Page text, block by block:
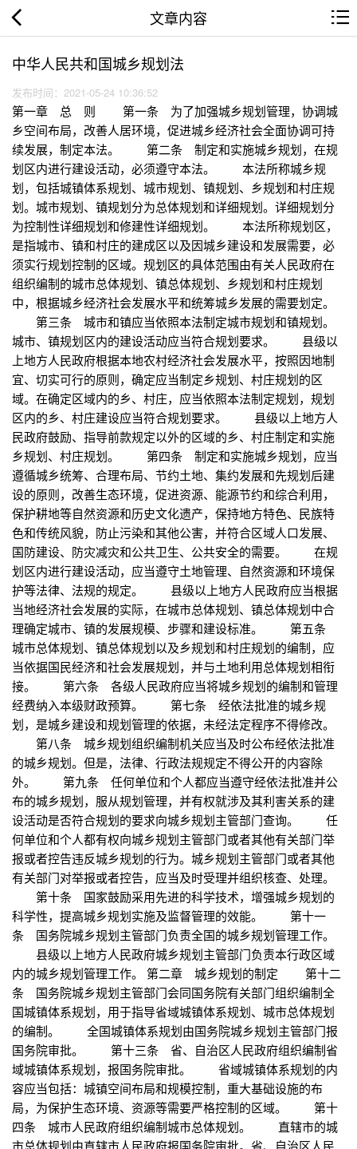
文章内容
中华人民共和国城乡规划法
发布时间：2021-05-24 10:36:52
第一章 总 则 第一条 为了加强城乡规划管理，协调城
乡空间布局，改善人居环境，促进城乡经济社会全面协调可持
续发展，制定本法。 第二条 制定和实施城乡规划，在规
划区内进行建设活动，必须遵守本法。 本法所称城乡规
划，包括城镇体系规划、城市规划、镇规划、乡规划和村庄规
划。城市规划、镇规划分为总体规划和详细规划。详细规划分
为控制性详细规划和修建性详细规划。 本法所称规划区，
是指城市、镇和村庄的建成区以及因城乡建设和发展需要，必
须实行规划控制的区域。规划区的具体范围由有关人民政府在
组织编制的城市总体规划、镇总体规划、乡规划和村庄规划
中，根据城乡经济社会发展水平和统筹城乡发展的需要划定。
第三条 城市和镇应当依照本法制定城市规划和镇规划。
城市、镇规划区内的建设活动应当符合规划要求。 县级以
上地方人民政府根据本地农村经济社会发展水平，按照因地制
宜、切实可行的原则，确定应当制定乡规划、村庄规划的区
域。在确定区域内的乡、村庄，应当依照本法制定规划，规划
区内的乡、村庄建设应当符合规划要求。 县级以上地方人
民政府鼓励、指导前款规定以外的区域的乡、村庄制定和实施
乡规划、村庄规划。 第四条 制定和实施城乡规划，应当
遵循城乡统筹、合理布局、节约土地、集约发展和先规划后建
设的原则，改善生态环境，促进资源、能源节约和综合利用，
保护耕地等自然资源和历史文化遗产，保持地方特色、民族特
色和传统风貌，防止污染和其他公害，并符合区域人口发展、
国防建设、防灾减灾和公共卫生、公共安全的需要。 在规
划区内进行建设活动，应当遵守土地管理、自然资源和环境保
护等法律、法规的规定。 县级以上地方人民政府应当根据
当地经济社会发展的实际，在城市总体规划、镇总体规划中合
理确定城市、镇的发展规模、步骤和建设标准。 第五条
城市总体规划、镇总体规划以及乡规划和村庄规划的编制，应
当依据国民经济和社会发展规划，并与土地利用总体规划相衔
接。 第六条 各级人民政府应当将城乡规划的编制和管理
经费纳入本级财政预算。 第七条 经依法批准的城乡规
划，是城乡建设和规划管理的依据，未经法定程序不得修改。
第八条 城乡规划组织编制机关应当及时公布经依法批准
的城乡规划。但是，法律、行政法规规定不得公开的内容除
外。 第九条 任何单位和个人都应当遵守经依法批准并公
布的城乡规划，服从规划管理，并有权就涉及其利害关系的建
设活动是否符合规划的要求向城乡规划主管部门查询。 任
何单位和个人都有权向城乡规划主管部门或者其他有关部门举
报或者控告违反城乡规划的行为。城乡规划主管部门或者其他
有关部门对举报或者控告，应当及时受理并组织核查、处理。
第十条 国家鼓励采用先进的科学技术，增强城乡规划的
科学性，提高城乡规划实施及监督管理的效能。 第十一
条 国务院城乡规划主管部门负责全国的城乡规划管理工作。
县级以上地方人民政府城乡规划主管部门负责本行政区域
内的城乡规划管理工作。 第二章 城乡规划的制定 第十二
条 国务院城乡规划主管部门会同国务院有关部门组织编制全
国城镇体系规划，用于指导省域城镇体系规划、城市总体规划
的编制。 全国城镇体系规划由国务院城乡规划主管部门报
国务院审批。 第十三条 省、自治区人民政府组织编制省
域城镇体系规划，报国务院审批。 省域城镇体系规划的内
容应当包括：城镇空间布局和规模控制，重大基础设施的布
局，为保护生态环境、资源等需要严格控制的区域。 第十
四条 城市人民政府组织编制城市总体规划。 直辖市的城
市总体规划由直辖市人民政府报国务院审批。省、自治区人民